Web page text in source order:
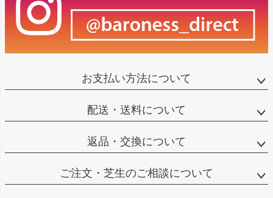
お支払い方法について
配送・送料について
返品・交換について
ご注文・芝生のご相談について